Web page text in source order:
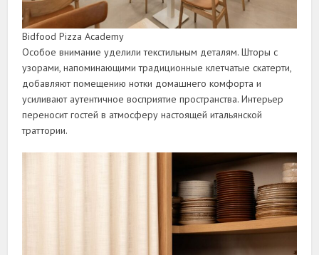
Bidfood Pizza Academy
Особое внимание уделили текстильным деталям. Шторы с
узорами, напоминающими традиционные клетчатые скатерти,
добавляют помещению нотки домашнего комфорта и
усиливают аутентичное восприятие пространства. Интерьер
переносит гостей в атмосферу настоящей итальянской
траттории.